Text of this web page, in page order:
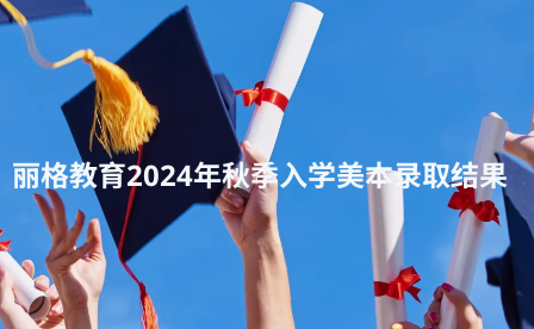
丽格教育2024年秋季入学美本录取结果